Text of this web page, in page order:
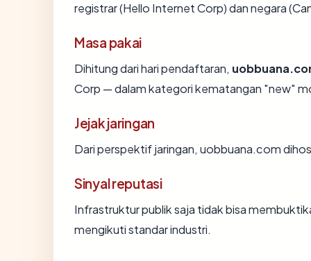
registrar (Hello Internet Corp) dan negara
Masa pakai
Dihitung dari hari pendaftaran,
Corp — dalam kategori kematangan "new"
Jejak jaringan
Dari perspektif jaringan, uobbuana.com
Sinyal reputasi
Infrastruktur publik saja tidak bisa
mengikuti standar industri.